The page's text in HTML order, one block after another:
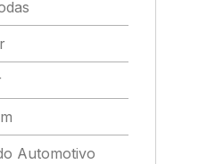
Automotivo